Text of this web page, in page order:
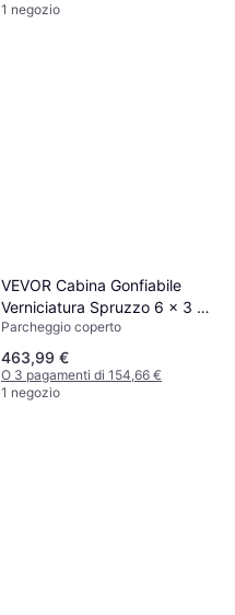
1 negozio
VEVOR Cabina Gonfiabile
Verniciatura Spruzzo 6 x 3 x
2 5 m (Superficie edificio )
Parcheggio coperto
463,99 €
O 3 pagamenti di 154,66 €
1 negozio